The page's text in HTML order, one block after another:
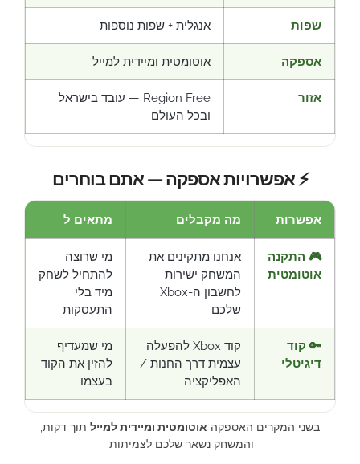
שפות אנגלית + שפות נוספות
אספקה אוטומטית ומיידית למייל
אזור
Region Free — עובד בישראל
ובכל העולם
⚡ אפשרויות אספקה — אתם בוחרים
אפשרות מה מקבלים מתאים ל
🎮 התקנה
אוטומטית
אנחנו מתקינים את
המשחק ישירות
לחשבון ה-Xbox
שלכם
מי שרוצה
להתחיל לשחק
מיד בלי
התעסקות
🔑 קוד
דיגיטלי
קוד Xbox להפעלה
עצמית דרך החנות /
האפליקציה
מי שמעדיף
להזין את הקוד
בעצמו
בשני המקרים האספקה אוטומטית ומיידית למייל תוך דקות,
והמשחק נשאר שלכם לצמיתות.